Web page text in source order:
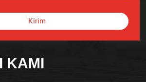
KAMI
Kirim